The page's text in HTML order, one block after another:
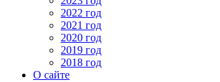
2022 год
2021 год
2020 год
2019 год
2018 год
О сайте